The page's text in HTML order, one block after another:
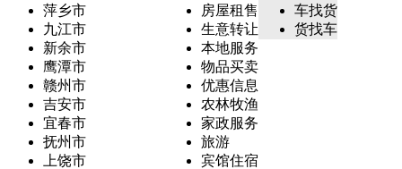
萍乡市
九江市
新余市
鹰潭市
赣州市
吉安市
宜春市
抚州市
上饶市
房屋租售
生意转让
本地服务
物品买卖
优惠信息
农林牧渔
家政服务
旅游
宾馆住宿
车找货
货找车